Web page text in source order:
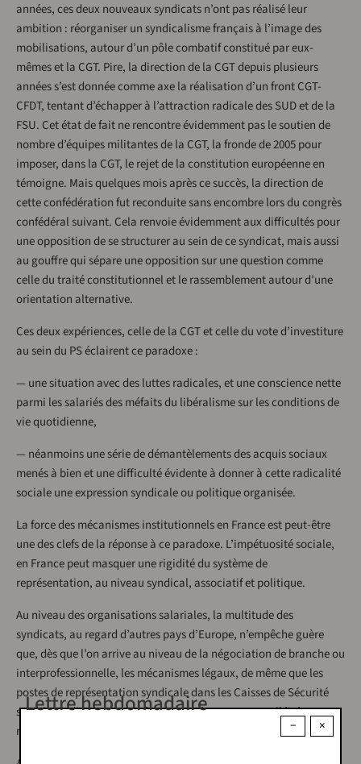
années, ces deux nouveaux syndicats n’ont pas réalisé leur
ambition : réorganiser un syndicalisme français à l’image des
mobilisations, autour d’un pôle combatif constitué par eux-
mêmes et la CGT. Pire, la direction de la CGT depuis plusieurs
années s’est donnée comme axe la réalisation d’un front CGT-
CFDT, tentant d’échapper à l’attraction radicale des SUD et de la
FSU. Cet état de fait ne rencontre évidemment pas le soutien de
nombre d’équipes militantes de la CGT, la fronde de 2005 pour
imposer, dans la CGT, le rejet de la constitution européenne en
témoigne. Mais quelques mois après ce succès, la direction de
cette confédération fut reconduite sans encombre lors du congrès
confédéral suivant. Cela renvoie évidemment aux difficultés pour
une opposition de se structurer au sein de ce syndicat, mais aussi
au gouffre qui sépare une opposition sur une question comme
celle du traité constitutionnel et le rassemblement autour d’une
orientation alternative.
Ces deux expériences, celle de la CGT et celle du vote d’investiture
au sein du PS éclairent ce paradoxe :
— une situation avec des luttes radicales, et une conscience nette
parmi les salariés des méfaits du libéralisme sur les conditions de
vie quotidienne,
— néanmoins une série de démantèlements des acquis sociaux
menés à bien et une difficulté évidente à donner à cette radicalité
sociale une expression syndicale ou politique organisée.
La force des mécanismes institutionnels en France est peut-être
une des clefs de la réponse à ce paradoxe. L’impétuosité sociale,
en France peut masquer une rigidité du système de
représentation, au niveau syndical, associatif et politique.
Au niveau des organisations salariales, la multitude des
syndicats, au regard d’autres pays d’Europe, n’empêche guère
que, dès que l’on arrive au niveau de la négociation de branche ou
interprofessionnelle, les mécanismes légaux, de même que les
postes de représentation syndicale dans les Caisses de Sécurité
sociale ou d’assurance chômage, atténuent toute velléité
radicale.
×
−
Lettre hebdomadaire